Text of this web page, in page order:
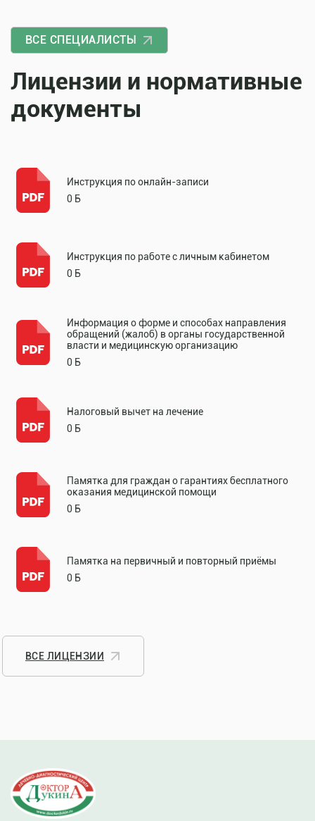
ВСЕ СПЕЦИАЛИСТЫ
Лицензии и нормативные
документы
Инструкция по онлайн-записи
0 Б
Инструкция по работе с личным кабинетом
0 Б
Информация о форме и способах направления
обращений (жалоб) в органы государственной
власти и медицинскую организацию
0 Б
Налоговый вычет на лечение
0 Б
Памятка для граждан о гарантиях бесплатного
оказания медицинской помощи
0 Б
Памятка на первичный и повторный приёмы
0 Б
ВСЕ ЛИЦЕНЗИИ